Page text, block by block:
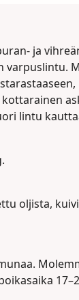
ja
varpuslintu.
lintu
oljista,